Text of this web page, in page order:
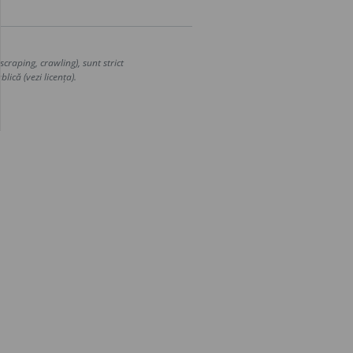
crawling), sunt strict
(vezi licența).